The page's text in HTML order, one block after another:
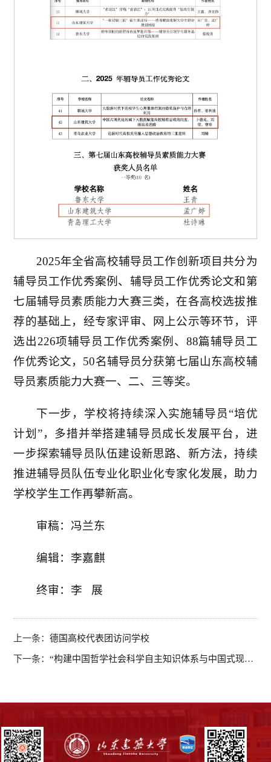
2025年全省高校辅导员工作创新项目共分为
辅导员工作优秀案例、辅导员工作优秀论文和第
七届辅导员素质能力大赛三类，在各高校选拔推
荐的基础上，经专家评审、网上公示等环节，评
选出226项辅导员工作优秀案例、88篇辅导员工
作优秀论文，50名辅导员分获第七届山东高校辅
导员素质能力大赛一、二、三等奖。
下一步，学校将持续深入实施辅导员“培优
计划”，多措并举搭建辅导员成长发展平台，进
一步探索辅导员队伍建设新思路、新方法，持续
推进辅导员队伍专业化职业化专家化发展，助力
学校学生工作再攀新高。
审稿：冯兰东
编辑：李嘉麒
终审：李 展
上一条：德国高校代表团访问学校
下一条：“构建中国哲学社会科学自主知识体系与中国式现代化”学术报告会在学校举办